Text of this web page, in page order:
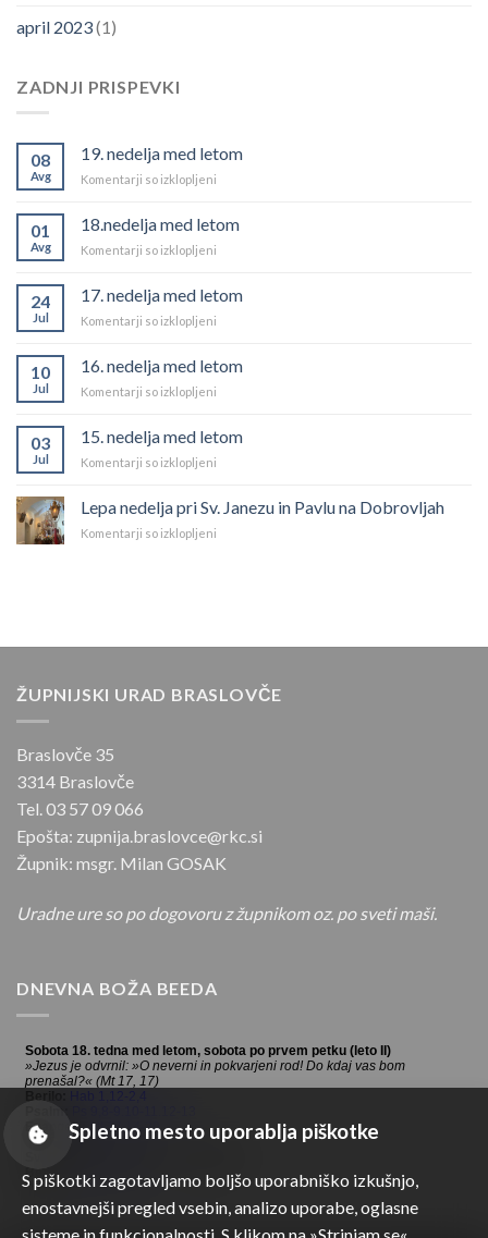
april 2023(1)
ZADNJI PRISPEVKI
08
Avg
19. nedelja med letom
Komentarji so izklopljeni
med
01
Avg
18.nedelja med letom
Komentarji so izklopljeni
letom
24
Jul
17. nedelja med letom
Komentarji so izklopljeni
med
10
Jul
16. nedelja med letom
Komentarji so izklopljeni
med
03
Jul
15. nedelja med letom
Komentarji so izklopljeni
med
Lepa nedelja pri Sv. Janezu in Pavlu na Dobrovljah
Komentarji so izklopljeni
Dobrovljah
ŽUPNIJSKI URAD BRASLOVČE
Braslovče 35
3314 Braslovče
Tel. 03 57 09 066
Epošta: zupnija.braslovce@rkc.si
Župnik: msgr. Milan GOSAK
Uradne ure so po dogovoru z župnikom oz. po sveti maši.
DNEVNA BOŽA BEEDA
Spletno mesto uporablja piškotke
S piškotki zagotavljamo boljšo uporabniško izkušnjo,
enostavnejši pregled vsebin, analizo uporabe, oglasne